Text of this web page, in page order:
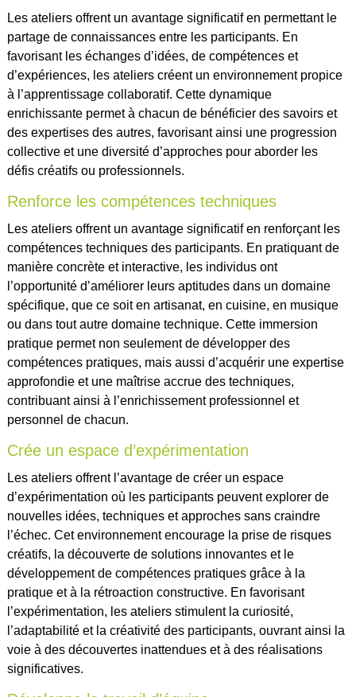
Les ateliers offrent un avantage significatif en permettant le
partage de connaissances entre les participants. En
favorisant les échanges d’idées, de compétences et
d’expériences, les ateliers créent un environnement propice
à l’apprentissage collaboratif. Cette dynamique
enrichissante permet à chacun de bénéficier des savoirs et
des expertises des autres, favorisant ainsi une progression
collective et une diversité d’approches pour aborder les
défis créatifs ou professionnels.
Renforce les compétences techniques
Les ateliers offrent un avantage significatif en renforçant les
compétences techniques des participants. En pratiquant de
manière concrète et interactive, les individus ont
l’opportunité d’améliorer leurs aptitudes dans un domaine
spécifique, que ce soit en artisanat, en cuisine, en musique
ou dans tout autre domaine technique. Cette immersion
pratique permet non seulement de développer des
compétences pratiques, mais aussi d’acquérir une expertise
approfondie et une maîtrise accrue des techniques,
contribuant ainsi à l’enrichissement professionnel et
personnel de chacun.
Crée un espace d’expérimentation
Les ateliers offrent l’avantage de créer un espace
d’expérimentation où les participants peuvent explorer de
nouvelles idées, techniques et approches sans craindre
l’échec. Cet environnement encourage la prise de risques
créatifs, la découverte de solutions innovantes et le
développement de compétences pratiques grâce à la
pratique et à la rétroaction constructive. En favorisant
l’expérimentation, les ateliers stimulent la curiosité,
l’adaptabilité et la créativité des participants, ouvrant ainsi la
voie à des découvertes inattendues et à des réalisations
significatives.